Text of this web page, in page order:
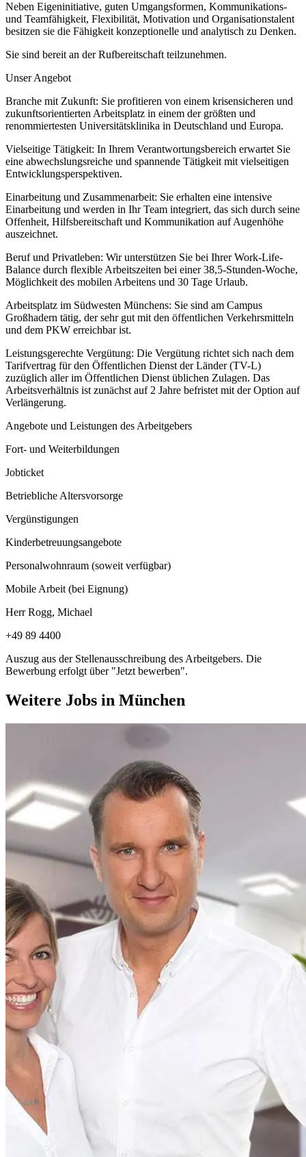
Neben Eigeninitiative, guten Umgangsformen, Kommunikations-
und Teamfähigkeit, Flexibilität, Motivation und Organisationstalent
besitzen sie die Fähigkeit konzeptionelle und analytisch zu Denken.
Sie sind bereit an der Rufbereitschaft teilzunehmen.
Unser Angebot
Branche mit Zukunft: Sie profitieren von einem krisensicheren und
zukunftsorientierten Arbeitsplatz in einem der größten und
renommiertesten Universitätsklinika in Deutschland und Europa.
Vielseitige Tätigkeit: In Ihrem Verantwortungsbereich erwartet Sie
eine abwechslungsreiche und spannende Tätigkeit mit vielseitigen
Entwicklungsperspektiven.
Einarbeitung und Zusammenarbeit: Sie erhalten eine intensive
Einarbeitung und werden in Ihr Team integriert, das sich durch seine
Offenheit, Hilfsbereitschaft und Kommunikation auf Augenhöhe
auszeichnet.
Beruf und Privatleben: Wir unterstützen Sie bei Ihrer Work-Life-
Balance durch flexible Arbeitszeiten bei einer 38,5-Stunden-Woche,
Möglichkeit des mobilen Arbeitens und 30 Tage Urlaub.
Arbeitsplatz im Südwesten Münchens: Sie sind am Campus
Großhadern tätig, der sehr gut mit den öffentlichen Verkehrsmitteln
und dem PKW erreichbar ist.
Leistungsgerechte Vergütung: Die Vergütung richtet sich nach dem
Tarifvertrag für den Öffentlichen Dienst der Länder (TV-L)
zuzüglich aller im Öffentlichen Dienst üblichen Zulagen. Das
Arbeitsverhältnis ist zunächst auf 2 Jahre befristet mit der Option auf
Verlängerung.
Angebote und Leistungen des Arbeitgebers
Fort- und Weiterbildungen
Jobticket
Betriebliche Altersvorsorge
Vergünstigungen
Kinderbetreuungsangebote
Personalwohnraum (soweit verfügbar)
Mobile Arbeit (bei Eignung)
Herr Rogg, Michael
+49 89 4400
Auszug aus der Stellenausschreibung des Arbeitgebers. Die
Bewerbung erfolgt über "Jetzt bewerben".
Weitere Jobs in München